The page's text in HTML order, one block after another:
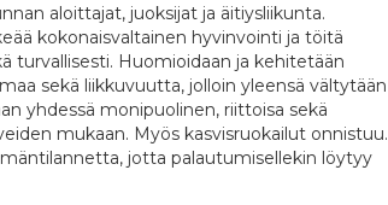
aloittajat, juoksijat ja äitiysliikunta.
kokonaisvaltainen hyvinvointi ja töitä
turvallisesti. Huomioidaan ja kehitetään
sekä liikkuvuutta, jolloin yleensä vältytään
yhdessä monipuolinen, riittoisa sekä
mukaan. Myös kasvisruokailut onnistuu.
jotta palautumisellekin löytyy